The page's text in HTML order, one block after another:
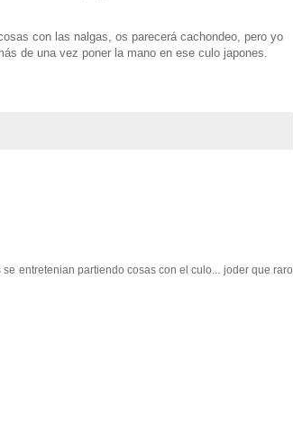
con las nalgas, os parecerá cachondeo, pero yo
de una vez poner la mano en ese culo japones.
entretenian partiendo cosas con el culo... joder que raro